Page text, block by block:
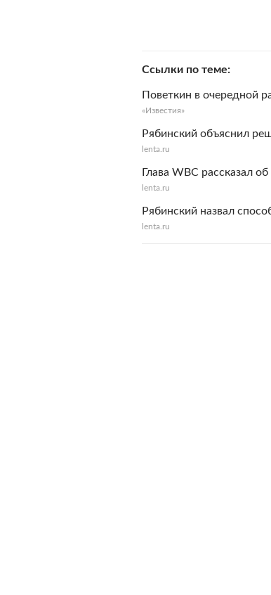
Ссылки по теме
Поветкин в очередной
«Известия»
Рябинский объяснил
lenta.ru
Глава WBC рассказал
lenta.ru
Рябинский назвал
lenta.ru